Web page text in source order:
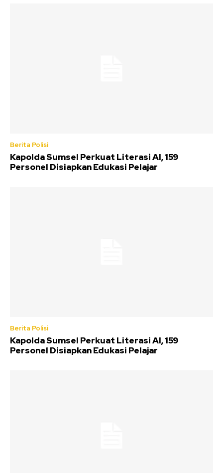
Berita Polisi
Kapolda Sumsel Perkuat Literasi AI, 159
Personel Disiapkan Edukasi Pelajar
Berita Polisi
Kapolda Sumsel Perkuat Literasi AI, 159
Personel Disiapkan Edukasi Pelajar